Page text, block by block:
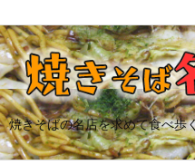
焼きそばの名店を求めて食べ歩